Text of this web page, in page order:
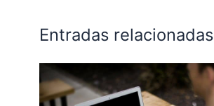
Entradas relacionadas